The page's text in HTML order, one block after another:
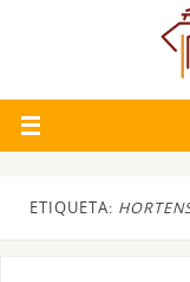
ETIQUETA: